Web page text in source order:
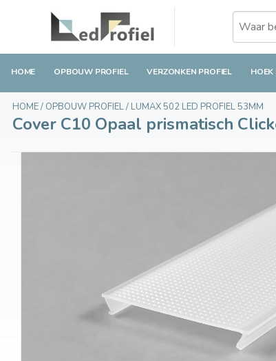
HOME OPBOUW PROFIEL VERZONKEN PROFIEL HOEK
Cover C10 Opaal prismatisch Clickon |
HOME/ OPBOUW PROFIEL/ LUMAX 502 LED PROFIEL 53MM
Cover C10 Opaal prismatisch